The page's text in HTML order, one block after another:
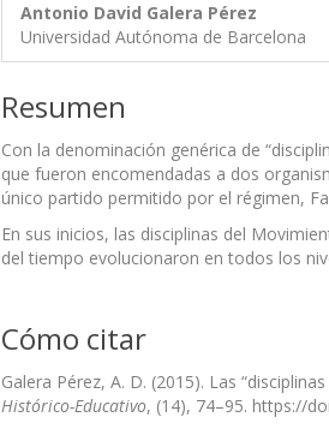
Antonio David Galera Pérez
Universidad Autónoma de Barcelona
Resumen
Con la denominación genérica de
que fueron encomendadas a dos
único partido permitido por el régimen,
En sus inicios, las disciplinas del
del tiempo evolucionaron en todos los
Cómo citar
Galera Pérez, A. D. (2015). Las
Histórico-Educativo, (14), 74–95. https://